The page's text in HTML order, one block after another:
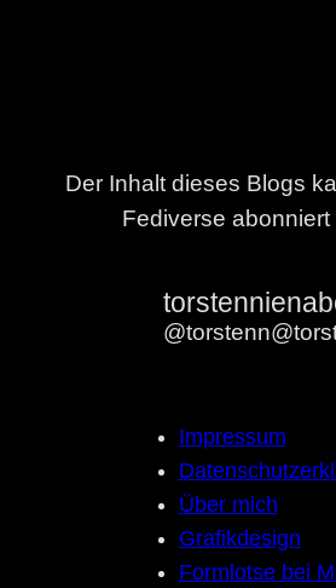
Der Inhalt dieses Blogs
Fediverse abonniert
Impressum
Über mich
Grafikdesign
Formlotse bei